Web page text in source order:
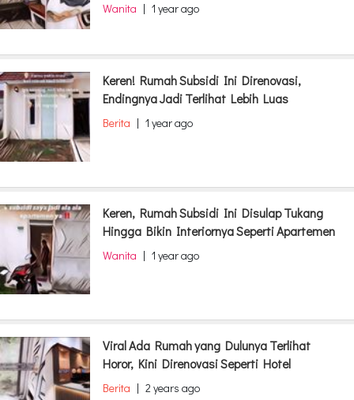
Wanita | 1 year ago
Keren! Rumah Subsidi Ini Direnovasi,
Endingnya Jadi Terlihat Lebih Luas
Berita | 1 year ago
Keren, Rumah Subsidi Ini Disulap Tukang
Hingga Bikin Interiornya Seperti Apartemen
Wanita | 1 year ago
Viral Ada Rumah yang Dulunya Terlihat
Horor, Kini Direnovasi Seperti Hotel
Berita | 2 years ago